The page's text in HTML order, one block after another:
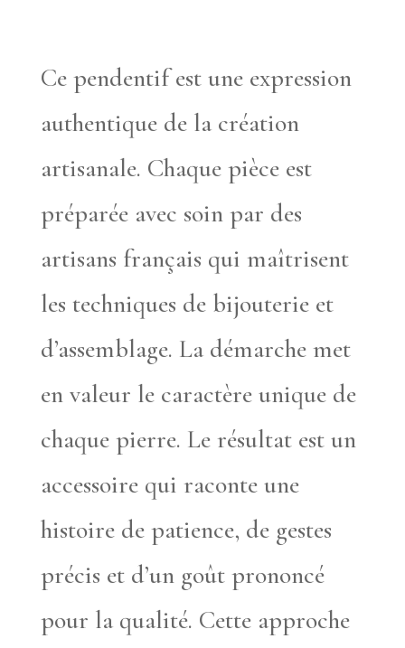
Ce pendentif est une expression
authentique de la création
artisanale. Chaque pièce est
préparée avec soin par des
artisans français qui maîtrisent
les techniques de bijouterie et
d’assemblage. La démarche met
en valeur le caractère unique de
chaque pierre. Le résultat est un
accessoire qui raconte une
histoire de patience, de gestes
précis et d’un goût prononcé
pour la qualité. Cette approche